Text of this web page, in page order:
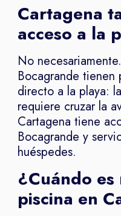
Cartagena
acceso a la
No
Bocagrande
directo a la playa:
requiere cruzar la
Cartagena tiene
Bocagrande y
huéspedes.
¿Cuándo
piscina en